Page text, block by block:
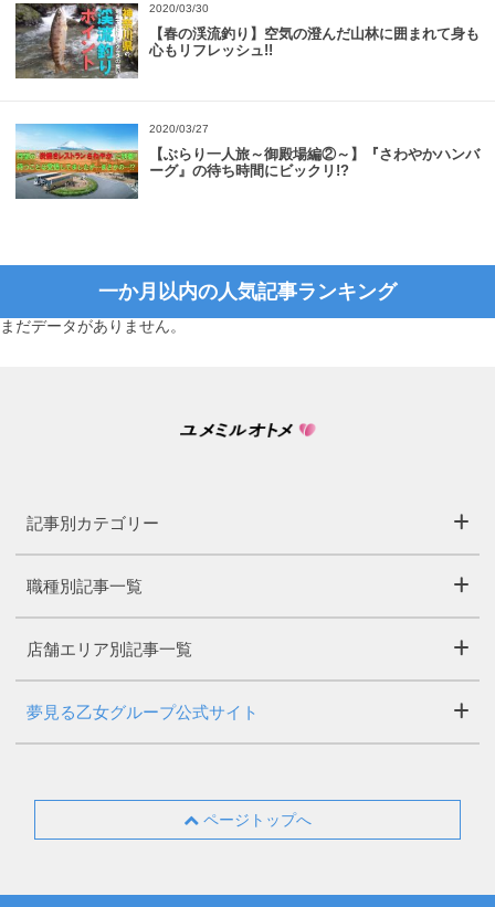
2020/03/30
【春の渓流釣り】空気の澄んだ山林に囲まれて身も
心もリフレッシュ!!
2020/03/27
【ぶらり一人旅～御殿場編②～】『さわやかハンバ
ーグ』の待ち時間にビックリ!?
一か月以内の人気記事ランキング
まだデータがありません。
記事別カテゴリー
職種別記事一覧
店舗エリア別記事一覧
夢見る乙女グループ公式サイト
ページトップへ